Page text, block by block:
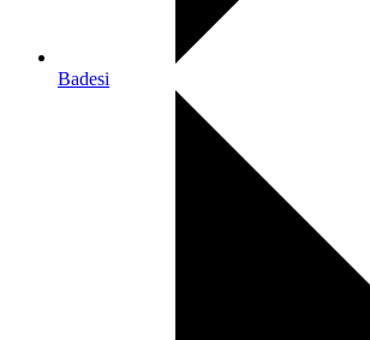
Badesi